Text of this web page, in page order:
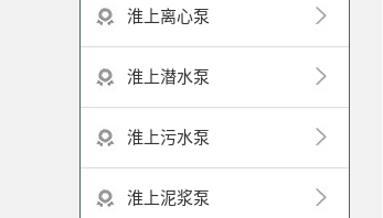
淮上离心泵
淮上潜水泵
淮上污水泵
淮上泥浆泵